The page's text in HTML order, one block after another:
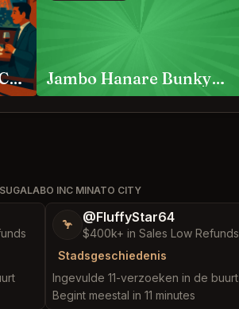
NOBU Tokyo Minato City Jambo Hanare Bunkyo City
INC MINATO CITY
🦩 @FluffyStar64
$400k+ in Sales Low Refunds
Stadsgeschiedenis
Ingevulde 11-verzoeken in de buurt
Begint meestal in 11 minutes